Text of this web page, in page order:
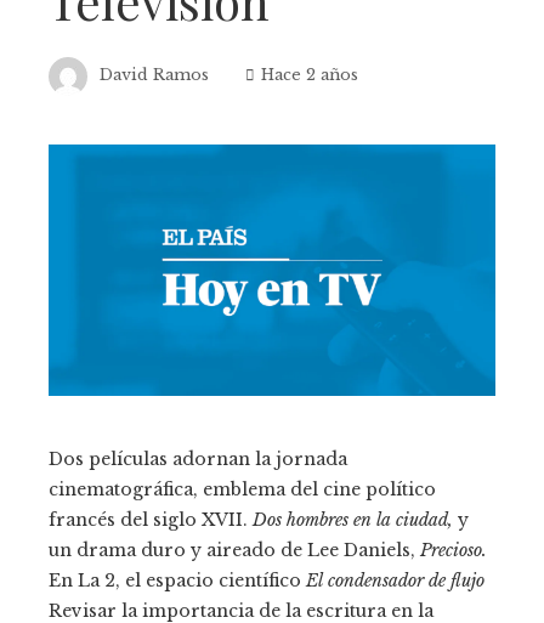
David Ramos Hace 2 años
Dos películas adornan la jornada
cinematográfica, emblema del cine político
francés del siglo XVII.Dos hombres en la ciudad, y
un drama duro y aireado de Lee Daniels,Precioso.
En La 2, el espacio científicoEl condensador de flujo
Revisar la importancia de la escritura en la